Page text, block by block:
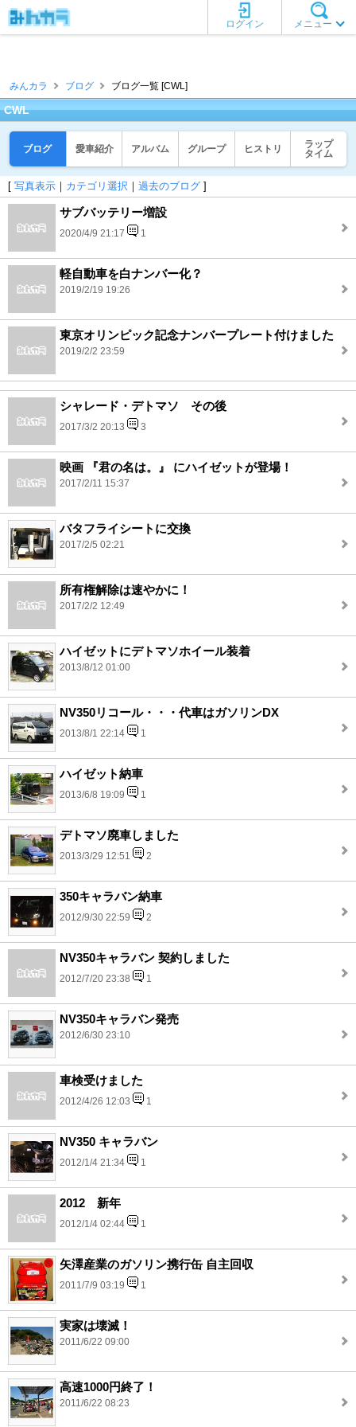
メニュー
ログイン
みんカラ ブログ ブログ一覧 [CWL]
CWL
ブログ 愛車紹介 アルバム グループ ヒストリ
ラップ
タイム
[ 写真表示 ｜ カテゴリ選択 ｜ 過去のブログ ]
サブバッテリー増設
2020/4/9 21:17 1
軽自動車を白ナンバー化？
2019/2/19 19:26
東京オリンピック記念ナンバープレート付けました
2019/2/2 23:59
シャレード・デトマソ その後
2017/3/2 20:13 3
映画 『君の名は。』 にハイゼットが登場！
2017/2/11 15:37
バタフライシートに交換
2017/2/5 02:21
所有権解除は速やかに！
2017/2/2 12:49
ハイゼットにデトマソホイール装着
2013/8/12 01:00
NV350リコール・・・代車はガソリンDX
2013/8/1 22:14 1
ハイゼット納車
2013/6/8 19:09 1
デトマソ廃車しました
2013/3/29 12:51 2
350キャラバン納車
2012/9/30 22:59 2
NV350キャラバン 契約しました
2012/7/20 23:38 1
NV350キャラバン発売
2012/6/30 23:10
車検受けました
2012/4/26 12:03 1
NV350 キャラバン
2012/1/4 21:34 1
2012 新年
2012/1/4 02:44 1
矢澤産業のガソリン携行缶 自主回収
2011/7/9 03:19 1
実家は壊滅！
2011/6/22 09:00
高速1000円終了！
2011/6/22 08:23